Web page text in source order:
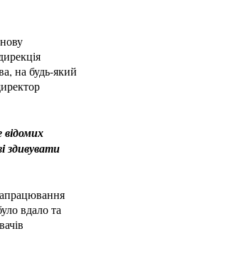
на будь-який
здивувати
вдало та